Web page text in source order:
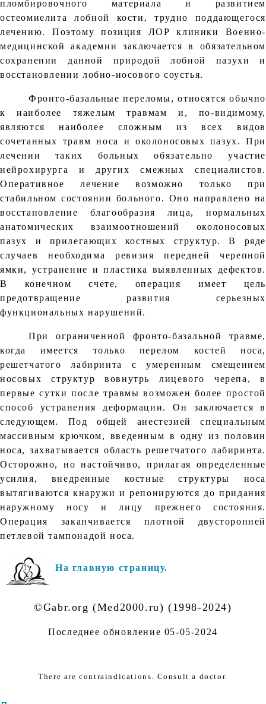
пломбировочного материала и развитием
остеомиелита лобной кости, трудно поддающегося
лечению. Поэтому позиция ЛОР клиники Военно-
медицинской академии заключается в обязательном
сохранении данной природой лобной пазухи и
восстановлении лобно-носового соустья.
Фронто-базальные переломы, относятся обычно
к наиболее тяжелым травмам и, по-видимому,
являются наиболее сложным из всех видов
сочетанных травм носа и околоносовых пазух. При
лечении таких больных обязательно участие
нейрохирурга и других смежных специалистов.
Оперативное лечение возможно только при
стабильном состоянии больного. Оно направлено на
восстановление благообразия лица, нормальных
анатомических взаимоотношений околоносовых
пазух и прилегающих костных структур. В ряде
случаев необходима ревизия передней черепной
ямки, устранение и пластика выявленных дефектов.
В конечном счете, операция имеет цель
предотвращение развития серьезных
функциональных нарушений.
При ограниченной фронто-базальной травме,
когда имеется только перелом костей носа,
решетчатого лабиринта с умеренным смещением
носовых структур вовнутрь лицевого черепа, в
первые сутки после травмы возможен более простой
способ устранения деформации. Он заключается в
следующем. Под общей анестезией специальным
массивным крючком, введенным в одну из половин
носа, захватывается область решетчатого лабиринта.
Осторожно, но настойчиво, прилагая определенные
усилия, внедренные костные структуры носа
вытягиваются кнаружи и репонируются до придания
наружному носу и лицу прежнего состояния.
Операция заканчивается плотной двусторонней
петлевой тампонадой носа.
На главную страницу.
©Gabr.org (Med2000.ru) (1998-2024)
Последнее обновление 05-05-2024
There are contraindications. Consult a doctor.